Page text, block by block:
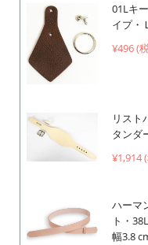
01Lキ
イプ・
¥496 (
リスト
タンダ
¥1,914
ハーマ
ト・
幅3.8